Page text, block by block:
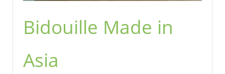
Bidouille Made in
Asia